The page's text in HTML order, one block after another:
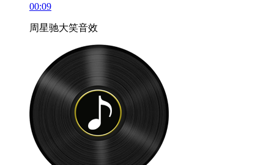
00:09
周星驰大笑音效